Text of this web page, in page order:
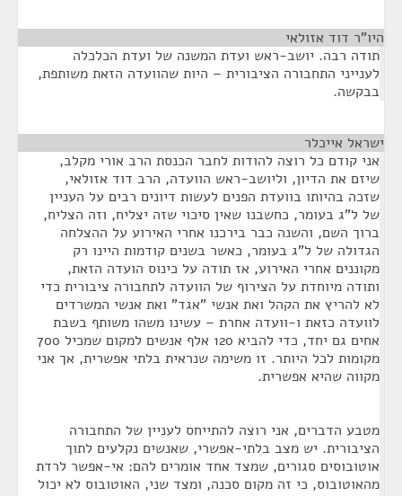
היו"ר דוד אזולאי
תודה רבה. יושב-ראש ועדת המשנה של ועדת הכלכלה
לענייני התחבורה הציבורית – היות שהוועדה הזאת משותפת,
בבקשה.
ישראל אייכלר
אני קודם כל רוצה להודות לחבר הכנסת הרב אורי מקלב,
שיזם את הדיון, וליושב-ראש הוועדה, הרב דוד אזולאי,
שזכה בהיותו בוועדת הפנים לעשות דיונים רבים על העניין
של ל"ג בעומר, כחשבנו שאין סיכוי שזה יצליח, וזה הצליח,
ברוך השם, והשנה כבר בירכנו אחרי האירוע על ההצלחה
הגדולה של ל"ג בעומר, כאשר בשנים קודמות היינו רק
מקוננים אחרי האירוע, אז תודה על כינוס הועדה הזאת,
ותודה מיוחדת על הצירוף של הוועדה לתחבורה ציבורית כדי
לא להריץ את הקהל ואת אנשי "אגד" ואת אנשי המשרדים
לוועדה כזאת ו-וועדה אחרת – עשינו משהו משותף בשבת
אחים גם יחד, כדי להביא 120 אלף אנשים למקום שמכיל 700
מקומות לכל היותר. זו משימה שנראית בלתי אפשרית, אך אני
מקווה שהיא אפשרית.
מטבע הדברים, אני רוצה להתייחס לעניין של התחבורה
הציבורית. יש מצב בלתי-אפשרי, שאנשים נקלעים לתוך
אוטובוסים סגורים, שמצד אחד אומרים להם: אי-אפשר לרדת
מהאוטובוס, כי זה מקום סכנה, ומצד שני, האוטובוס לא יכול